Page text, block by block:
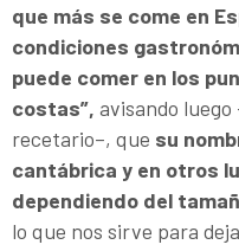
que más se come en
condiciones
puede comer en los
costas”, avisando
recetario–, que su
cantábrica y en otros
dependiendo del
lo que nos sirve para